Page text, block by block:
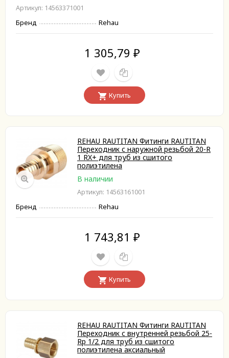
Артикул: 14563371001
Бренд Rehau
1 305,79 ₽
Купить
REHAU RAUTITAN Фитинги RAUTITAN
Переходник с наружной резьбой 20-R
1 RX+ для труб из сшитого
полиэтилена
В наличии
Артикул: 14563161001
Бренд Rehau
1 743,81 ₽
Купить
REHAU RAUTITAN Фитинги RAUTITAN
Переходник с внутренней резьбой 25-
Rp 1/2 для труб из сшитого
полиэтилена аксиальный